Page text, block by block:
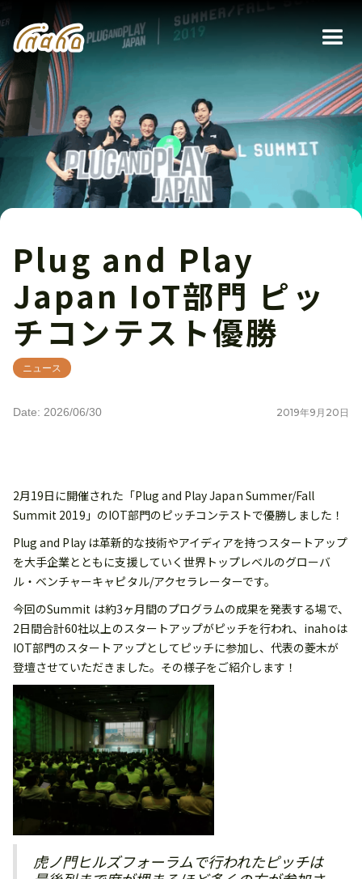
Plug and Play
Japan IoT部門 ピッ
チコンテスト優勝
ニュース
Date: 2026/06/30 2019年9 月 20 日
2月19日に開催された「Plug and Play Japan Summer/Fall
Summit 2019」のIOT部門のピッチコンテストで優勝しました！
Plug and Play は革新的な技術やアイディアを持つスタートアップ
を大手企業とともに支援していく世界トップレベルのグローバ
ル・ベンチャーキャピタル/アクセラレーターです。
今回のSummit は約3ヶ月間のプログラムの成果を発表する場で、
2日間合計60社以上のスタートアップがピッチを行われ、inahoは
IOT部門のスタートアップとしてピッチに参加し、代表の菱木が
登壇させていただきました。その様子をご紹介します！
虎ノ門ヒルズフォーラムで行われたピッチは